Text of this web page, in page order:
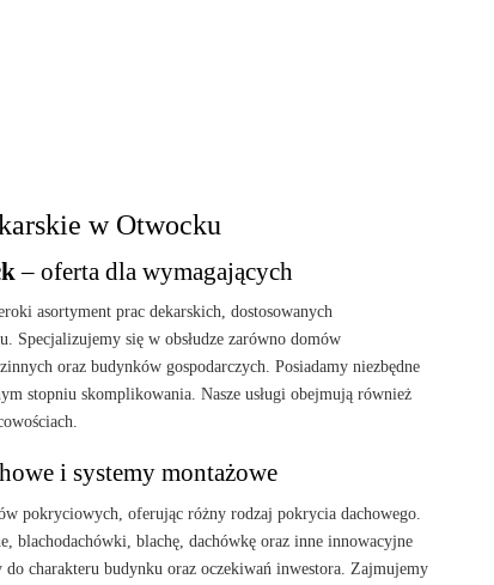
w Otwocku
– oferta dla wymagających
asortyment prac dekarskich, dostosowanych
Specjalizujemy się w obsłudze zarówno domów
oraz budynków gospodarczych. Posiadamy niezbędne
stopniu skomplikowania. Nasze usługi obejmują również
i systemy montażowe
pokryciowych, oferując różny rodzaj pokrycia dachowego.
blachodachówki, blachę, dachówkę oraz inne innowacyjne
charakteru budynku oraz oczekiwań inwestora. Zajmujemy